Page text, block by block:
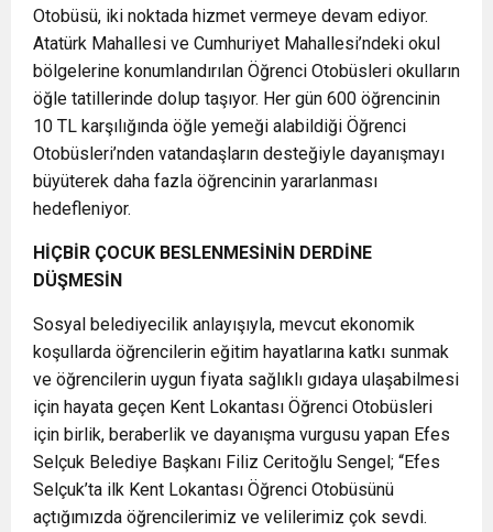
Otobüsü, iki noktada hizmet vermeye devam ediyor.
Atatürk Mahallesi ve Cumhuriyet Mahallesi’ndeki okul
bölgelerine konumlandırılan Öğrenci Otobüsleri okulların
öğle tatillerinde dolup taşıyor. Her gün 600 öğrencinin
10 TL karşılığında öğle yemeği alabildiği Öğrenci
Otobüsleri’nden vatandaşların desteğiyle dayanışmayı
büyüterek daha fazla öğrencinin yararlanması
hedefleniyor.
HİÇBİR ÇOCUK BESLENMESİNİN DERDİNE
DÜŞMESİN
Sosyal belediyecilik anlayışıyla, mevcut ekonomik
koşullarda öğrencilerin eğitim hayatlarına katkı sunmak
ve öğrencilerin uygun fiyata sağlıklı gıdaya ulaşabilmesi
için hayata geçen Kent Lokantası Öğrenci Otobüsleri
için birlik, beraberlik ve dayanışma vurgusu yapan Efes
Selçuk Belediye Başkanı Filiz Ceritoğlu Sengel; “Efes
Selçuk’ta ilk Kent Lokantası Öğrenci Otobüsünü
açtığımızda öğrencilerimiz ve velilerimiz çok sevdi.